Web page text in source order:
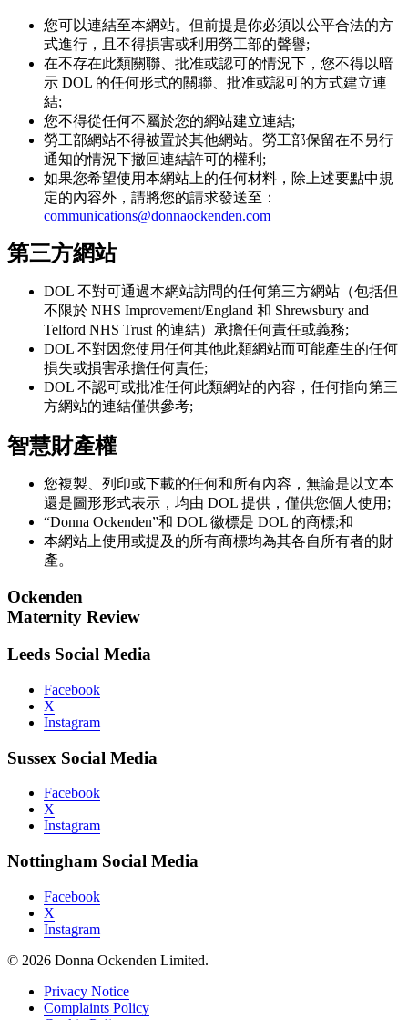
您可以連結至本網站。但前提是你必須以公平合法的方
式進行，且不得損害或利用勞工部的聲譽;
在不存在此類關聯、批准或認可的情況下，您不得以暗
示 DOL 的任何形式的關聯、批准或認可的方式建立連
結;
您不得從任何不屬於您的網站建立連結;
勞工部網站不得被置於其他網站。勞工部保留在不另行
通知的情況下撤回連結許可的權利;
如果您希望使用本網站上的任何材料，除上述要點中規
定的內容外，請將您的請求發送至：
communications@donnaockenden.com
第三方網站
DOL 不對可通過本網站訪問的任何第三方網站（包括但
不限於 NHS Improvement/England 和 Shrewsbury and
Telford NHS Trust 的連結）承擔任何責任或義務;
DOL 不對因您使用任何其他此類網站而可能產生的任何
損失或損害承擔任何責任;
DOL 不認可或批准任何此類網站的內容，任何指向第三
方網站的連結僅供參考;
智慧財產權
您複製、列印或下載的任何和所有內容，無論是以文本
還是圖形形式表示，均由 DOL 提供，僅供您個人使用;
“Donna Ockenden”和 DOL 徽標是 DOL 的商標;和
本網站上使用或提及的所有商標均為其各自所有者的財
產。
Ockenden
Maternity Review
Leeds Social Media
Facebook
X
Instagram
Sussex Social Media
Facebook
X
Instagram
Nottingham Social Media
Facebook
X
Instagram
© 2026 Donna Ockenden Limited.
Privacy Notice
Complaints Policy